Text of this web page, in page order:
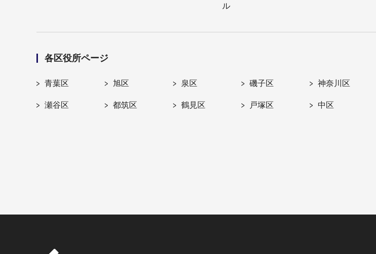
ル
各区役所ページ
青葉区 旭区 泉区 磯子区 神奈川区
瀬谷区 都筑区 鶴見区 戸塚区 中区